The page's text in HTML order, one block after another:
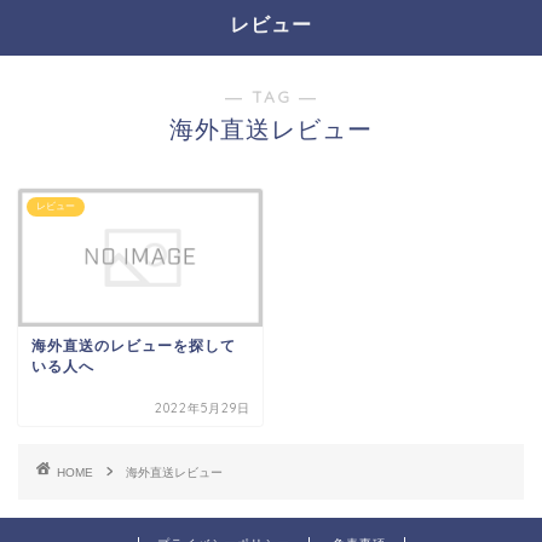
レビュー
― TAG ―
海外直送レビュー
レビュー
海外直送のレビューを探して
いる人へ
2022年5月29日
HOME 海外直送レビュー